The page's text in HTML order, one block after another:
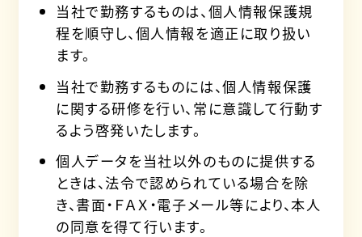
当社で勤務するものは、個人情報保護規
程を順守し、個人情報を適正に取り扱い
ます。
当社で勤務するものには、個人情報保護
に関する研修を行い、常に意識して行動す
るよう啓発いたします。
個人データを当社以外のものに提供する
ときは、法令で認められている場合を除
き、書面・ＦＡＸ・電子メール等により、本人
の同意を得て行います。